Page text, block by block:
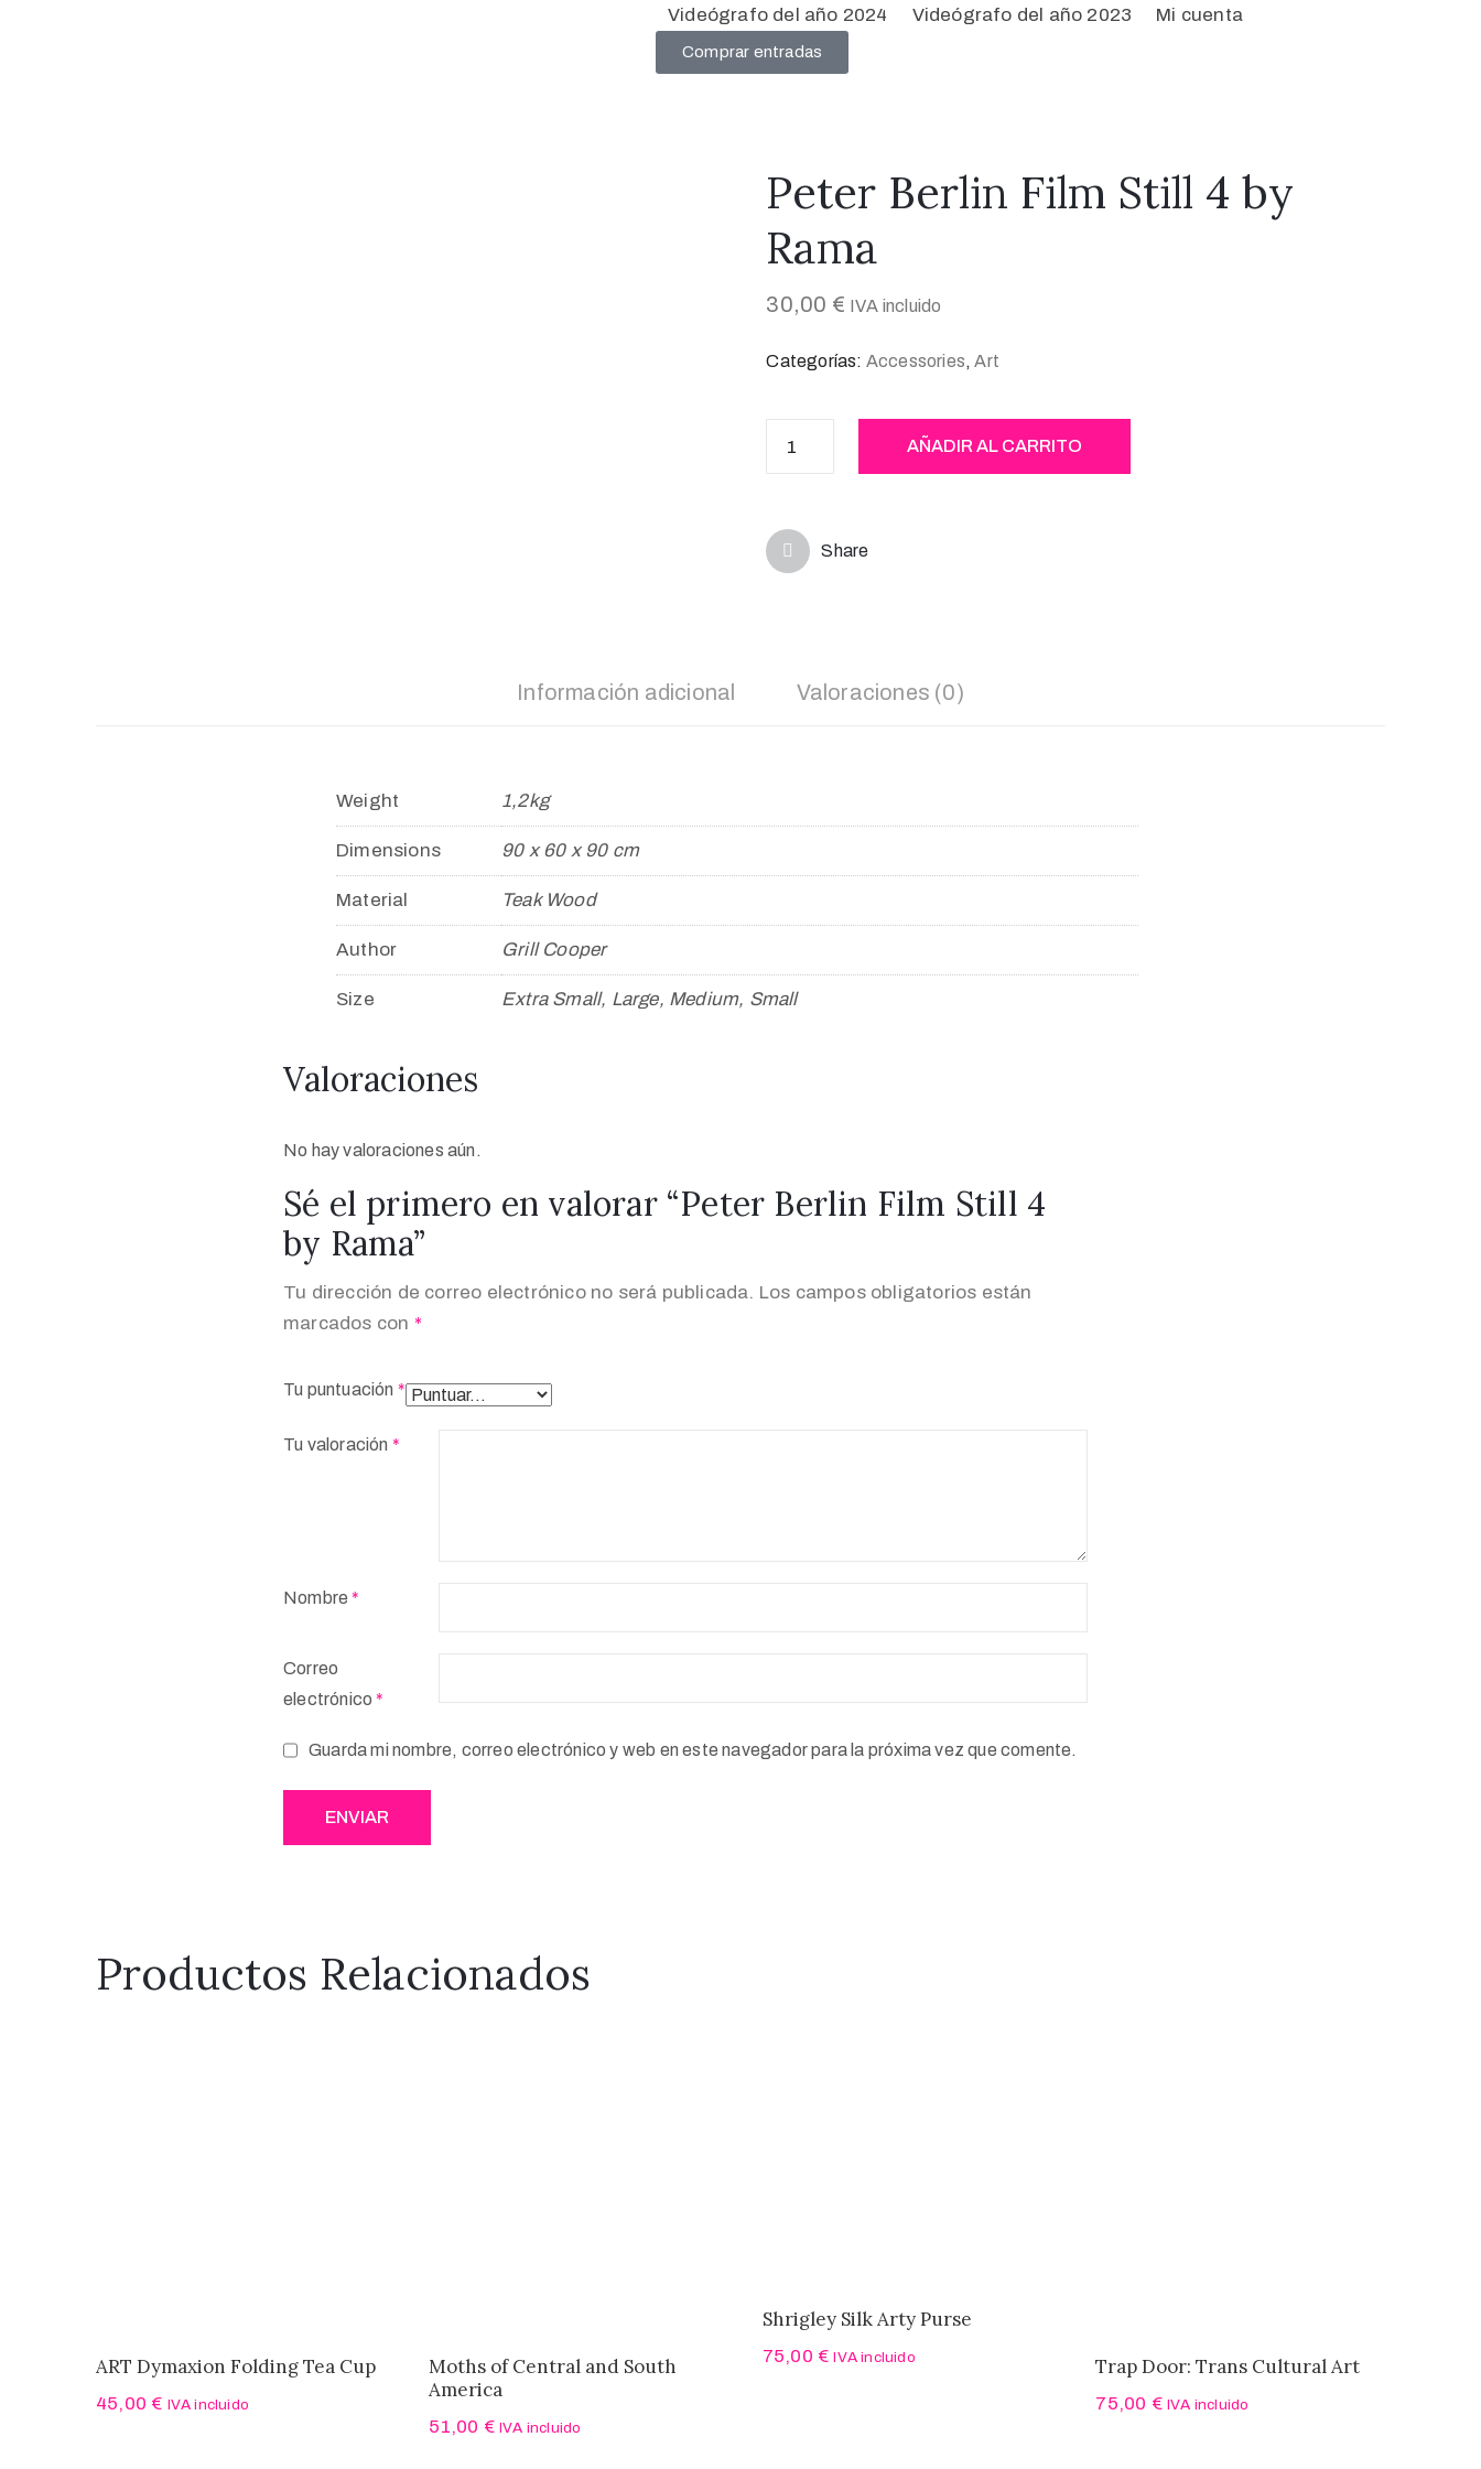
Videógrafo del año 2024 Videógrafo del año 2023 Mi cuenta
Comprar entradas
Peter Berlin Film Still 4 by
Rama
30,00 € IVA incluido
Categorías: Accessories,Art
AÑADIR AL CARRITO
Share
Información adicional Valoraciones (0)
Weight 1,2kg
Dimensions 90 x 60 x 90 cm
Material Teak Wood
Author Grill Cooper
Size Extra Small, Large, Medium, Small
Valoraciones
No hay valoraciones aún.
Sé el primero en valorar “Peter Berlin Film Still 4
by Rama”
Tu dirección de correo electrónico no será publicada. Los campos obligatorios están
marcados con *
Tu puntuación *
Tu valoración *
Nombre*
Correo
electrónico*
Guarda mi nombre, correo electrónico y web en este navegador para la próxima vez que comente.
Productos Relacionados
ART Dymaxion Folding Tea Cup
45,00 € IVA incluido
Moths of Central and South
America
51,00 € IVA incluido
Shrigley Silk Arty Purse
75,00 € IVA incluido Trap Door: Trans Cultural Art
75,00 € IVA incluido